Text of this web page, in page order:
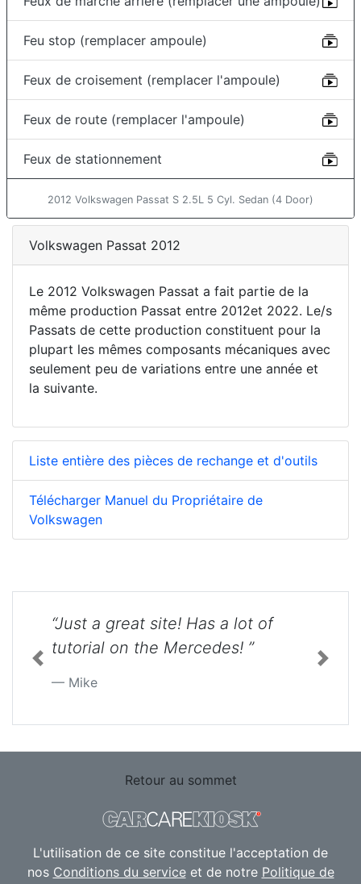
Feu stop (remplacer ampoule)
Feux de croisement (remplacer l'ampoule)
Feux de route (remplacer l'ampoule)
Feux de stationnement
2012 Volkswagen Passat S 2.5L 5 Cyl. Sedan (4 Door)
Volkswagen Passat 2012
Le 2012 Volkswagen Passat a fait partie de la
même production Passat entre 2012et 2022. Le/s
Passats de cette production constituent pour la
plupart les mêmes composants mécaniques avec
seulement peu de variations entre une année et
la suivante.
Liste entière des pièces de rechange et d'outils
Télécharger Manuel du Propriétaire de
Volkswagen
“Just a great site! Has a lot of
tutorial on the Mercedes! ”
Mike
Previous Next
Retour au sommet
L'utilisation de ce site constitue l'acceptation de
nos Conditions du serviceet de notre Politique de